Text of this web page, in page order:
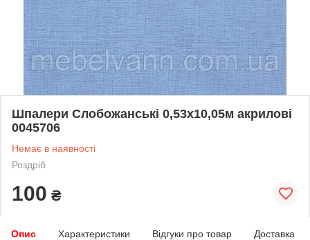
Шпалери Слобожанські 0,53х10,05м акрилові
0045706
Немає в наявності
Роздріб
100 ₴
Опис Характеристики Відгуки про товар Доставка